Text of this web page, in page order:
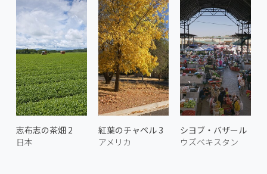
志布志の茶畑 2
日本
紅葉のチャペル 3
アメリカ
シヨブ・バザール
ウズベキスタン